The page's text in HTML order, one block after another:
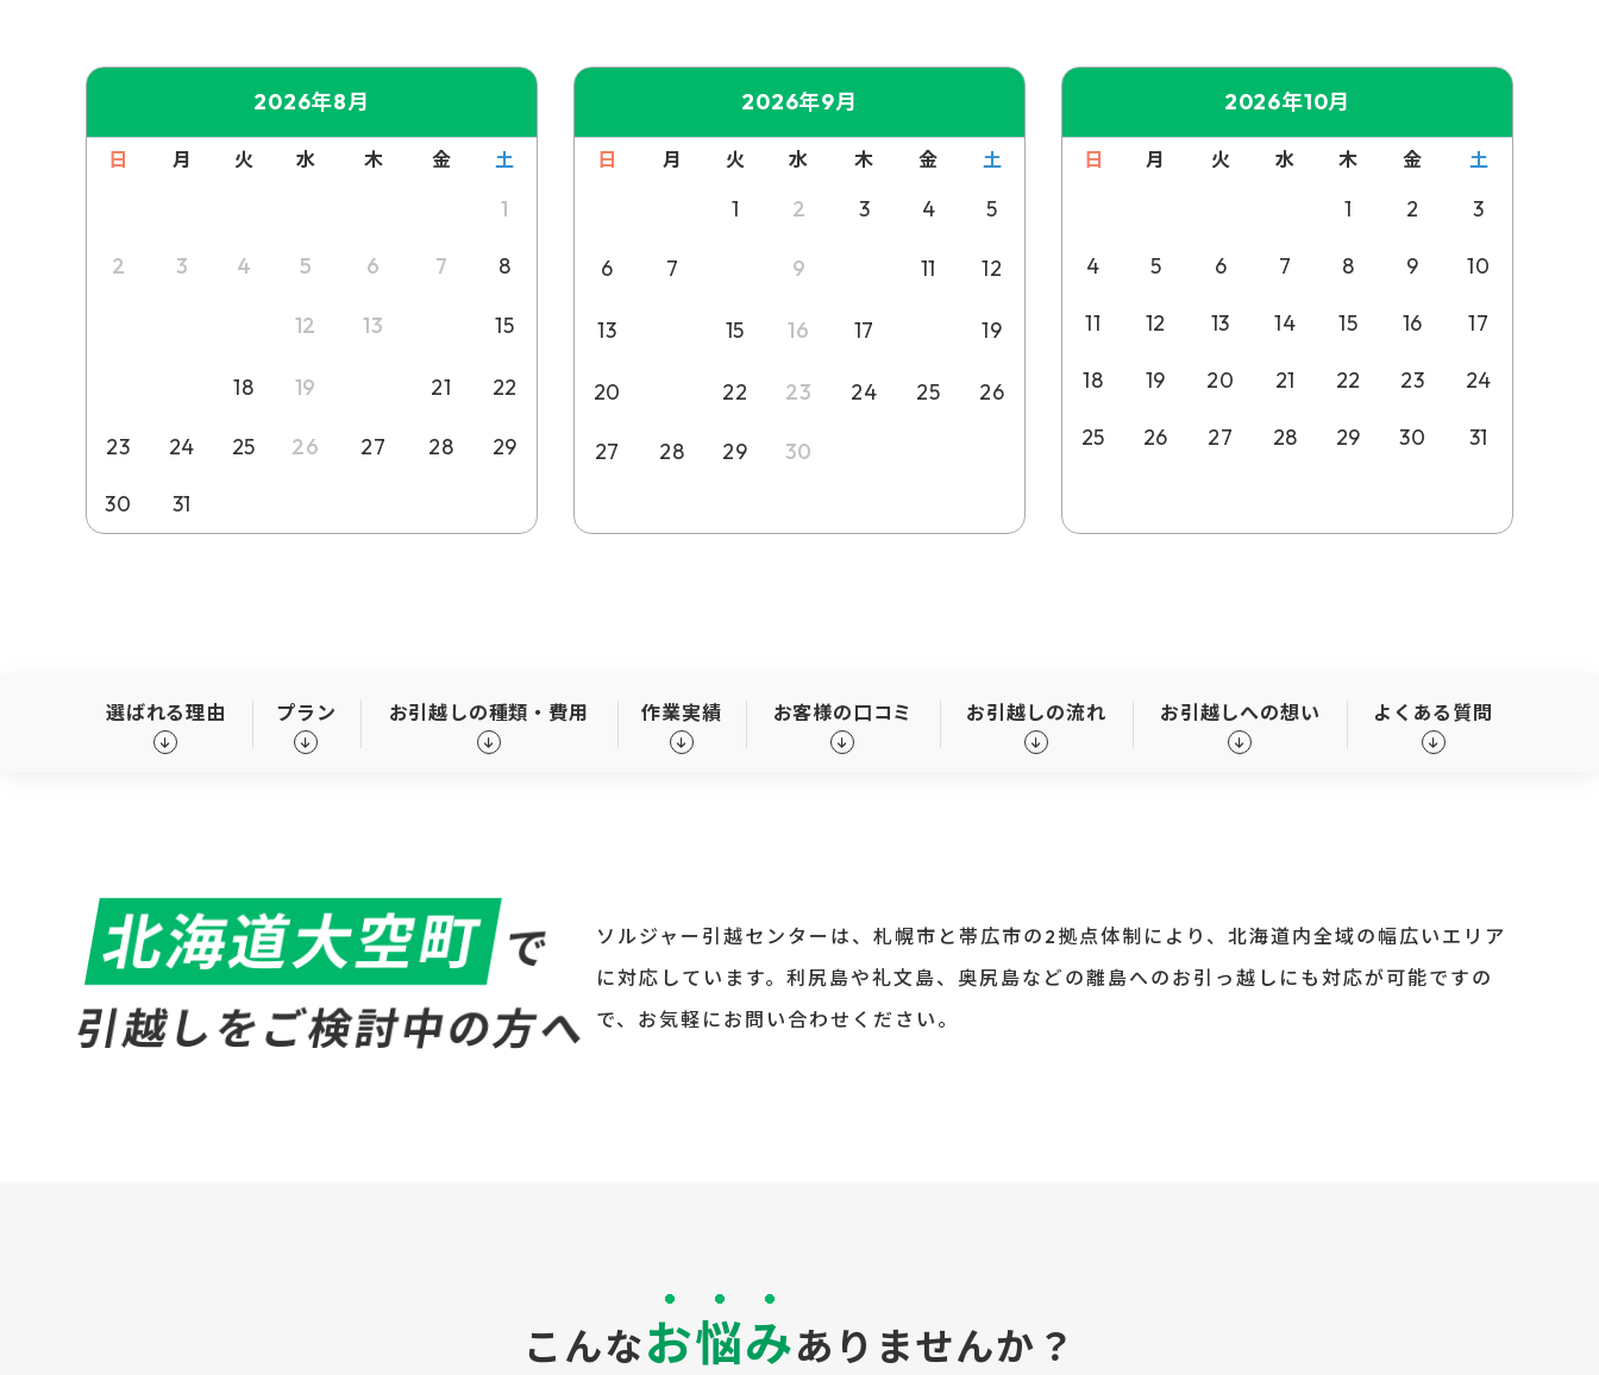
2026年8月
日 月 火 水 木 金 土
1
2 3 4 5 6 7 8
12 13 15
18 19 21 22
23 24 25 26 27 28 29
30 31
2026年9月
日 月 火 水 木 金 土
1 2 3 4 5
6 7 9 11 12
13 15 16 17 19
20 22 23 24 25 26
27 28 29 30
2026年10月
日 月 火 水 木 金 土
1 2 3
4 5 6 7 8 9 10
11 12 13 14 15 16 17
18 19 20 21 22 23 24
25 26 27 28 29 30 31
選ばれる理由 プラン お引越しの種類・費用 作業実績 お客様の口コミ お引越しの流れ お引越しへの想い よくある質問
北海道大空町 で
引越しをご検討中の方へ
ソルジャー引越センターは、札幌市と帯広市の2拠点体制により、北海道内全域の幅広いエリア
に対応しています。利尻島や礼文島、奥尻島などの離島へのお引っ越しにも対応が可能ですの
で、お気軽にお問い合わせください。
こんなお悩みありませんか？